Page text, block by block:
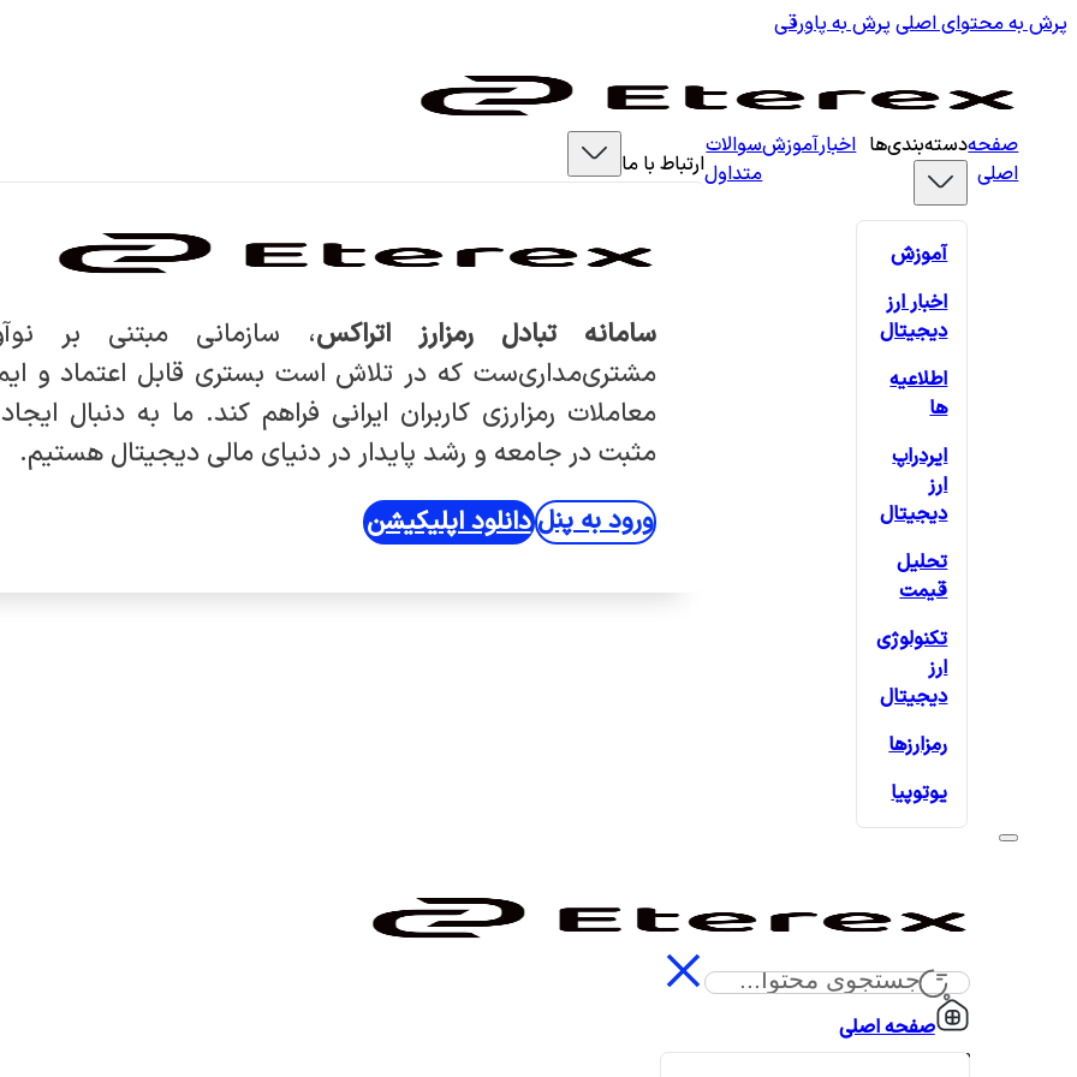
پرش به محتوای اصلی پرش به پاورقی
صفحه
اصلی
دسته‌بندی‌ها
آموزش
اخبار ارز
دیجیتال
اطلاعیه
ها
ایردراپ
ارز
دیجیتال
تحلیل
قیمت
تکنولوژی
ارز
دیجیتال
رمزارزها
یوتوپیا
اخبارآموزشسوالات
متداولارتباط با ما
سامانه تبادل رمزارز اتراکس، سازمانی مبتنی بر
مشتری‌مداری‌ست که در تلاش است بستری قابل اعتماد و
معاملات رمزارزی کاربران ایرانی فراهم کند. ما به دنبال
مثبت در جامعه و رشد پایدار در دنیای مالی دیجیتال هستیم.
ورود به پنلدانلود اپلیکیشن
صفحه اصلی